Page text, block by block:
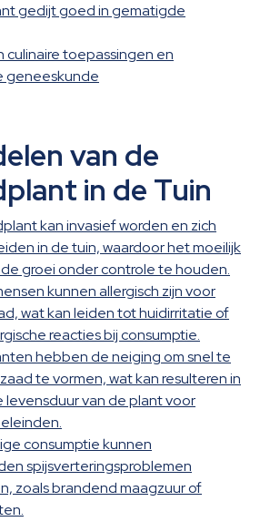
gedijt goed in gematigde
culinaire toepassingen en
geneeskunde
van de
in de Tuin
kan invasief worden en zich
in de tuin, waardoor het moeilijk
de groei onder controle te houden.
kunnen allergisch zijn voor
wat kan leiden tot huidirritatie of
reacties bij consumptie.
hebben de neiging om snel te
te vormen, wat kan resulteren in
levensduur van de plant voor
consumptie kunnen
spijsverteringsproblemen
zoals brandend maagzuur of